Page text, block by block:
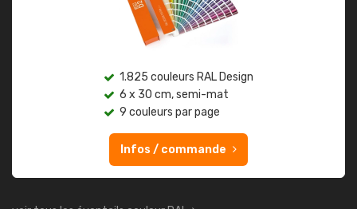
1.825 couleurs RAL Design
6 x 30 cm, semi-mat
9 couleurs par page
Infos / commande